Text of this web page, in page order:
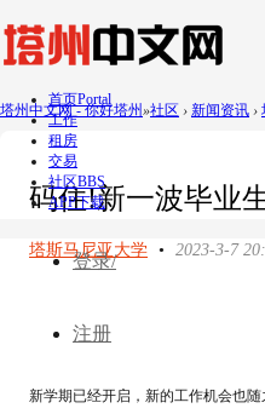
首页Portal
工作
租房
交易
社区BBS
APP下载
登录/
注册
塔州中文网 - 你好塔州»社区 › 新闻资讯 ›
码住!新一波毕业
塔斯马尼亚大学 • 2023-3-7
新学期已经开启，新的工作机会也随